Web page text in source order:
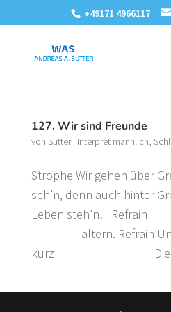
+49171 4966117
127. Wir sind Freunde
von Sutter| Interpret männlich,
Strophe Wir gehen über
seh’n, denn auch hinter
Leben
altern. Refrain
kurz